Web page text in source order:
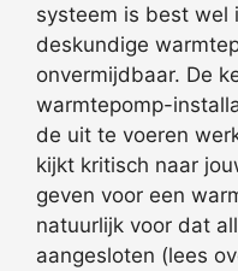
systeem is best wel
deskundige
onvermijdbaar. De
warmtepomp-
de uit te voeren
kijkt kritisch naar
geven voor een
natuurlijk voor dat
aangesloten (lees